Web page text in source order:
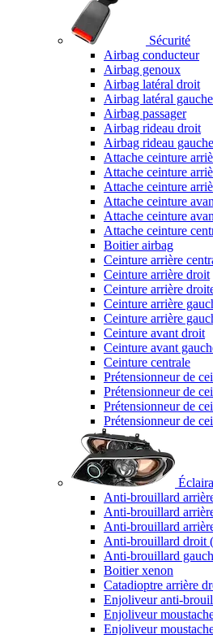
Sécurité
Airbag conducteur
Airbag genoux
Airbag latéral droit
Airbag latéral gauche
Airbag passager
Airbag rideau droit
Airbag rideau gauche
Attache ceinture
Attache ceinture
Attache ceinture
Attache ceinture
Attache ceinture
Attache ceinture
Boitier airbag
Ceinture arrière
Ceinture arrière droit
Ceinture arrière
Ceinture arrière
Ceinture arrière
Ceinture avant droit
Ceinture avant
Ceinture centrale
Prétensionneur de
Prétensionneur de
Prétensionneur de
Prétensionneur de
Anti-brouillard
Anti-brouillard
Anti-brouillard
Anti-brouillard droit
Anti-brouillard
Boitier xenon
Catadioptre arrière
Enjoliveur anti-
Enjoliveur
Enjoliveur